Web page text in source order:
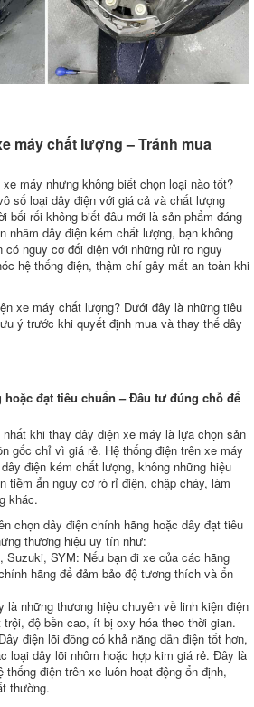
máy chất lượng – Tránh mua
máy nhưng không biết chọn loại nào tốt?
số loại dây điện với giá cả và chất lượng
bối rối không biết đâu mới là sản phẩm đáng
nhầm dây điện kém chất lượng, bạn không
nguy cơ đối diện với những rủi ro nguy
hệ thống điện, thậm chí gây mất an toàn khi
xe máy chất lượng? Dưới đây là những tiêu
ý trước khi quyết định mua và thay thế dây
đạt tiêu chuẩn – Đầu tư đúng chỗ để
khi thay dây điện xe máy là lựa chọn sản
gốc chỉ vì giá rẻ. Hệ thống điện trên xe máy
điện kém chất lượng, không những hiệu
tiềm ẩn nguy cơ rò rỉ điện, chập cháy, làm
khác.
chọn dây điện chính hãng hoặc dây đạt tiêu
thương hiệu uy tín như:
Suzuki, SYM: Nếu bạn đi xe của các hãng
hãng để đảm bảo độ tương thích và ổn
những thương hiệu chuyên về linh kiện điện
độ bền cao, ít bị oxy hóa theo thời gian.
điện lõi đồng có khả năng dẫn điện tốt hơn,
loại dây lõi nhôm hoặc hợp kim giá rẻ. Đây là
thống điện trên xe luôn hoạt động ổn định,
thường.